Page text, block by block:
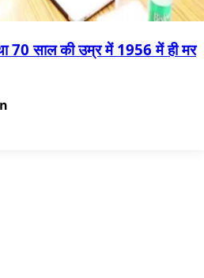
70 साल की उम्र में 1956 में ही मर